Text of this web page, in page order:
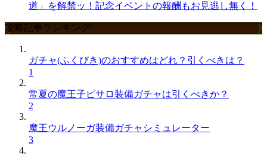
道」を解禁ッ！記念イベントの報酬もお見逃し無く！
攻略記事ランキング
ガチャ(ふくびき)のおすすめはどれ？引くべきは？
1
常夏の魔王子ピサロ装備ガチャは引くべきか？
2
魔王ウルノーガ装備ガチャシミュレーター
3